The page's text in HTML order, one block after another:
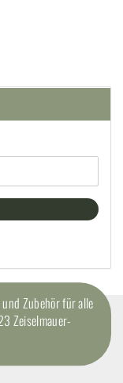
Zubehör für alle
Zeiselmauer-